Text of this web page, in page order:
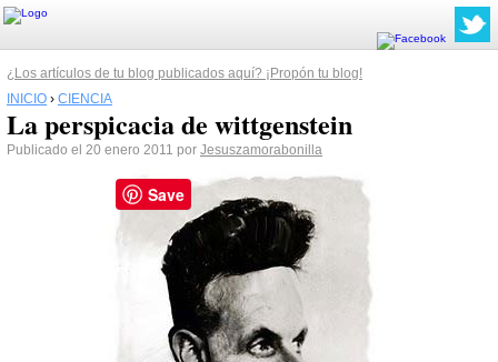
¿Los artículos de tu blog publicados aquí? ¡Propón tu blog!
INICIO › CIENCIA
La perspicacia de wittgenstein
Publicado el 20 enero 2011 por Jesuszamorabonilla
Save